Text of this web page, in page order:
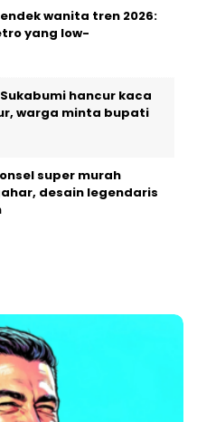
wanita tren 2026:
yang low-
hancur kaca
warga minta bupati
super murah
desain legendaris